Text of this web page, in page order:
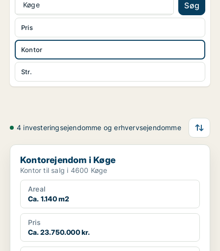
Køge Søg
Kontor
Str.
Pris
4 investeringsejendomme og erhvervsejendomme
Kontorejendom i Køge
Kontorejendom i Køge
Kontor til salg i 4600 Køge
Areal
Ca. 1.140 m2
Pris
Ca. 23.750.000 kr.